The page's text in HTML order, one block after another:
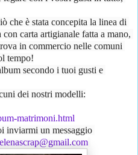
che è stata concepita la linea di
carta artigianale fatta a mano,
in commercio nelle comuni
tempo!
secondo i tuoi gusti e
dei nostri modelli:
matrimoni.html
inviarmi un messaggio
elenascrap@gmail.com